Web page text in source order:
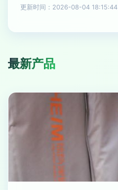
更新时间：2026-08-04 18:15:44
最新产品